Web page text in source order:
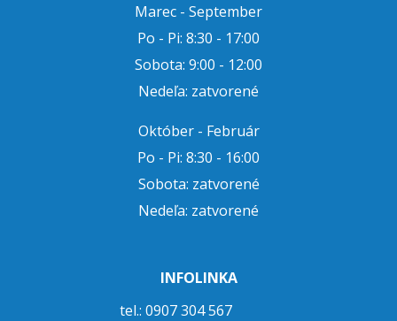
Marec - September
Po - Pi: 8:30 - 17:00
Sobota: 9:00 - 12:00
Nedeľa: zatvorené
Október - Február
Po - Pi: 8:30 - 16:00
Sobota: zatvorené
Nedeľa: zatvorené
INFOLINKA
tel.: 0907 304 567